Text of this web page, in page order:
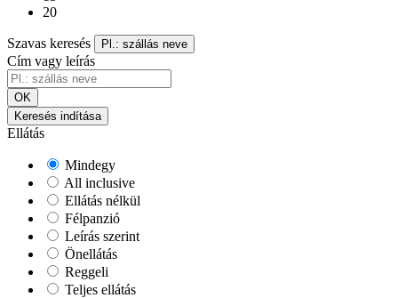
20
Szavas keresés Pl.: szállás neve
Cím vagy leírás
OK
Keresés indítása
Ellátás
Mindegy
All inclusive
Ellátás nélkül
Félpanzió
Leírás szerint
Önellátás
Reggeli
Teljes ellátás